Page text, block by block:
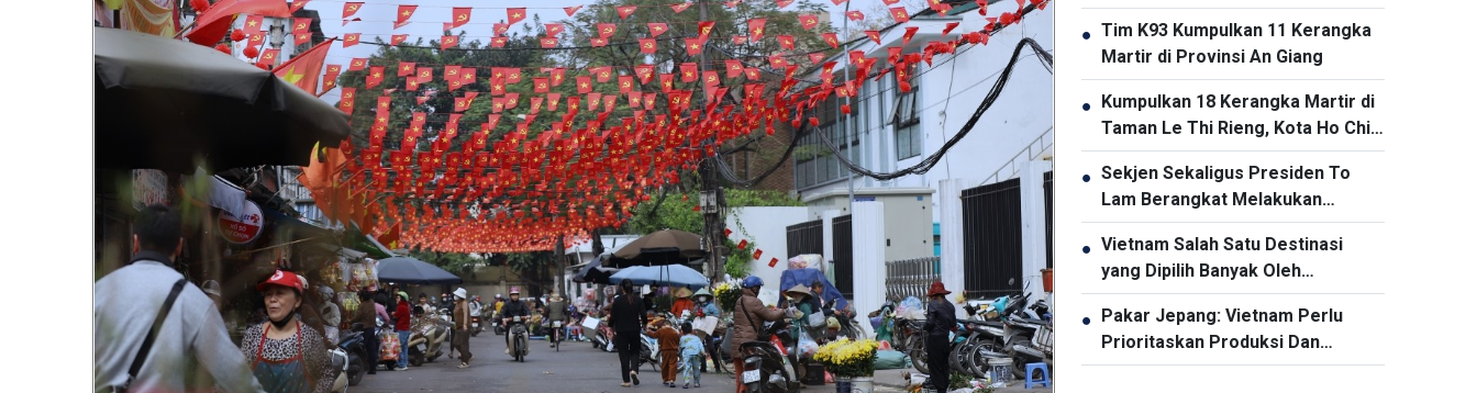
Menghindari Risiko Penutupan
Pemerintah
● Tim K93 Kumpulkan 11 Kerangka
Martir di Provinsi An Giang
● Kumpulkan 18 Kerangka Martir di
Taman Le Thi Rieng, Kota Ho Chi
Minh
● Sekjen Sekaligus Presiden To
Lam Berangkat Melakukan
Kunjungan Kenegaraan ke
Australia dan Selandia Baru
● Vietnam Salah Satu Destinasi
yang Dipilih Banyak Oleh
Wisatawan India
● Pakar Jepang: Vietnam Perlu
Prioritaskan Produksi Dan
Pengemasan Chip Semikonduktor